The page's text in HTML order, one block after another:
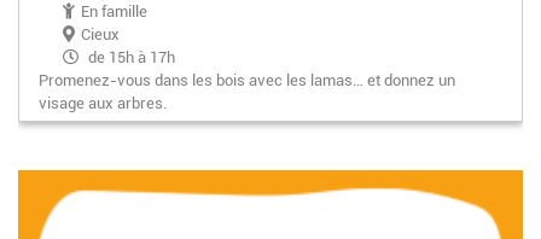
En famille
Cieux
de 15h à 17h
Promenez-vous dans les bois avec les lamas… et donnez un
visage aux arbres.